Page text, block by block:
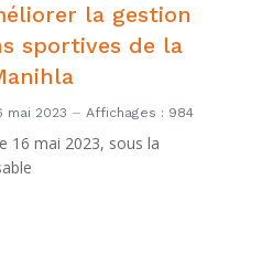
la gestion
sportives de la
mai 2023 Affichages : 984
16 mai 2023, sous la